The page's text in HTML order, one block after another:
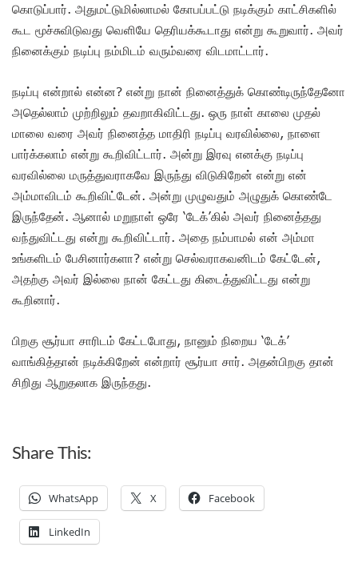
கொடுப்பார். அதுமட்டுமில்லாமல் கோபப்பட்டு நடிக்கும் காட்சிகளில்
கூட மூச்சுவிடுவது வெளியே தெரியக்கூடாது என்று கூறுவார். அவர்
நினைக்கும் நடிப்பு நம்மிடம் வரும்வரை விடமாட்டார்.
நடிப்பு என்றால் என்ன? என்று நான் நினைத்துக் கொண்டிருந்தேனோ
அதெல்லாம் முற்றிலும் தவறாகிவிட்டது. ஒரு நாள் காலை முதல்
மாலை வரை அவர் நினைத்த மாதிரி நடிப்பு வரவில்லை, நாளை
பார்க்கலாம் என்று கூறிவிட்டார். அன்று இரவு எனக்கு நடிப்பு
வரவில்லை மருத்துவராகவே இருந்து விடுகிறேன் என்று என்
அம்மாவிடம் கூறிவிட்டேன். அன்று முழுவதும் அழுதுக் கொண்டே
இருந்தேன். ஆனால் மறுநாள் ஒரே ‘டேக்’கில் அவர் நினைத்தது
வந்துவிட்டது என்று கூறிவிட்டார். அதை நம்பாமல் என் அம்மா
உங்களிடம் பேசினார்களா? என்று செல்வராகவனிடம் கேட்டேன்,
அதற்கு அவர் இல்லை நான் கேட்டது கிடைத்துவிட்டது என்று
கூறினார்.
பிறகு சூர்யா சாரிடம் கேட்டபோது, நானும் நிறைய ‘டேக்’
வாங்கித்தான் நடிக்கிறேன் என்றார் சூர்யா சார். அதன்பிறகு தான்
சிறிது ஆறுதலாக இருந்தது.
Share This:
WhatsApp X Facebook
LinkedIn